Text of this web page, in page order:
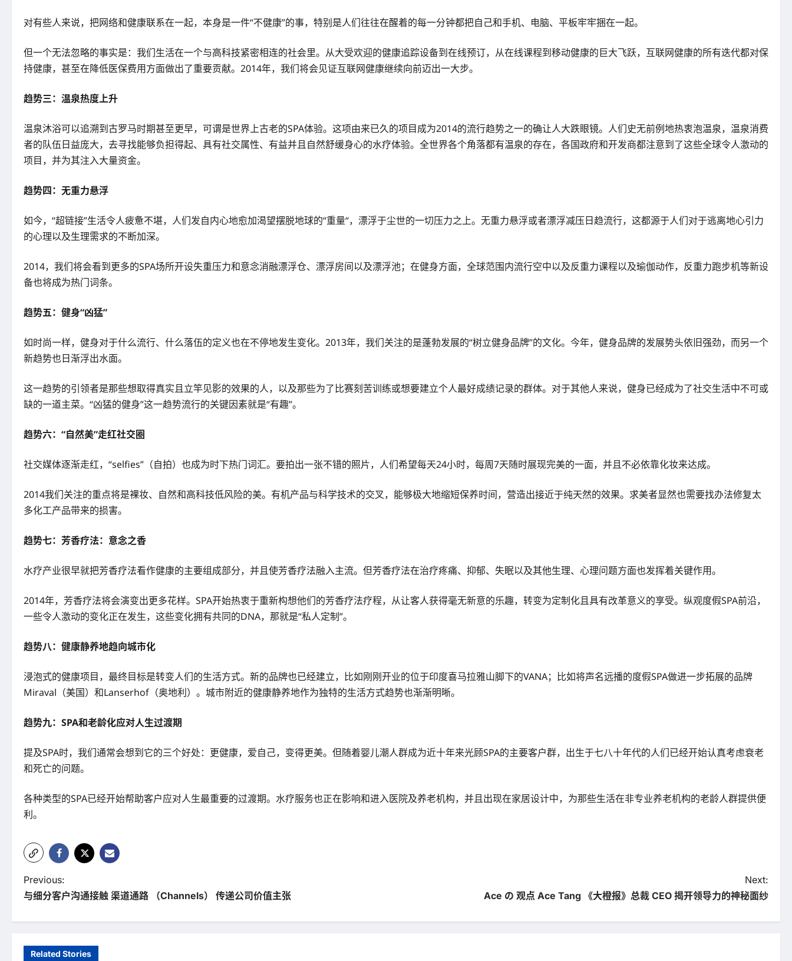
对有些人来说，把网络和健康联系在一起，本身是一件“不健康”的事，特别是人们往往在醒着的每一分钟都把自己和手机、电脑、平板牢牢捆在一起。
但一个无法忽略的事实是：我们生活在一个与高科技紧密相连的社会里。从大受欢迎的健康追踪设备到在线预订，从在线课程到移动健康的巨大飞跃，互联网健康的所有迭代都对保
持健康，甚至在降低医保费用方面做出了重要贡献。2014年，我们将会见证互联网健康继续向前迈出一大步。
趋势三：温泉热度上升
温泉沐浴可以追溯到古罗马时期甚至更早，可谓是世界上古老的SPA体验。这项由来已久的项目成为2014的流行趋势之一的确让人大跌眼镜。人们史无前例地热衷泡温泉，温泉消费
者的队伍日益庞大，去寻找能够负担得起、具有社交属性、有益并且自然舒缓身心的水疗体验。全世界各个角落都有温泉的存在，各国政府和开发商都注意到了这些全球令人激动的
项目，并为其注入大量资金。
趋势四：无重力悬浮
如今，“超链接”生活令人疲惫不堪，人们发自内心地愈加渴望摆脱地球的“重量“，漂浮于尘世的一切压力之上。无重力悬浮或者漂浮减压日趋流行，这都源于人们对于逃离地心引力
的心理以及生理需求的不断加深。
2014，我们将会看到更多的SPA场所开设失重压力和意念消融漂浮仓、漂浮房间以及漂浮池；在健身方面，全球范围内流行空中以及反重力课程以及瑜伽动作，反重力跑步机等新设
备也将成为热门词条。
趋势五：健身“凶猛”
如时尚一样，健身对于什么流行、什么落伍的定义也在不停地发生变化。2013年，我们关注的是蓬勃发展的“树立健身品牌”的文化。今年，健身品牌的发展势头依旧强劲，而另一个
新趋势也日渐浮出水面。
这一趋势的引领者是那些想取得真实且立竿见影的效果的人，以及那些为了比赛刻苦训练或想要建立个人最好成绩记录的群体。对于其他人来说，健身已经成为了社交生活中不可或
缺的一道主菜。“凶猛的健身”这一趋势流行的关键因素就是“有趣”。
趋势六：“自然美”走红社交圈
社交媒体逐渐走红，“selfies”（自拍）也成为时下热门词汇。要拍出一张不错的照片，人们希望每天24小时，每周7天随时展现完美的一面，并且不必依靠化妆来达成。
2014我们关注的重点将是裸妆、自然和高科技低风险的美。有机产品与科学技术的交叉，能够极大地缩短保养时间，营造出接近于纯天然的效果。求美者显然也需要找办法修复太
多化工产品带来的损害。
趋势七：芳香疗法：意念之香
水疗产业很早就把芳香疗法看作健康的主要组成部分，并且使芳香疗法融入主流。但芳香疗法在治疗疼痛、抑郁、失眠以及其他生理、心理问题方面也发挥着关键作用。
2014年，芳香疗法将会演变出更多花样。SPA开始热衷于重新构想他们的芳香疗法疗程，从让客人获得毫无新意的乐趣，转变为定制化且具有改革意义的享受。纵观度假SPA前沿，
一些令人激动的变化正在发生，这些变化拥有共同的DNA，那就是“私人定制”。
趋势八：健康静养地趋向城市化
浸泡式的健康项目，最终目标是转变人们的生活方式。新的品牌也已经建立，比如刚刚开业的位于印度喜马拉雅山脚下的VANA；比如将声名远播的度假SPA做进一步拓展的品牌
Miraval（美国）和Lanserhof（奥地利）。城市附近的健康静养地作为独特的生活方式趋势也渐渐明晰。
趋势九：SPA和老龄化应对人生过渡期
提及SPA时，我们通常会想到它的三个好处：更健康，爱自己，变得更美。但随着婴儿潮人群成为近十年来光顾SPA的主要客户群，出生于七八十年代的人们已经开始认真考虑衰老
和死亡的问题。
各种类型的SPA已经开始帮助客户应对人生最重要的过渡期。水疗服务也正在影响和进入医院及养老机构，并且出现在家居设计中，为那些生活在非专业养老机构的老龄人群提供便
利。
P
o
s
t
Previous:
与细分客户沟通接触 渠道通路 （Channels） 传递公司价值主张
Next:
Ace の 观点 Ace Tang 《大橙报》总裁 CEO 揭开领导力的神秘面纱
Related Stories